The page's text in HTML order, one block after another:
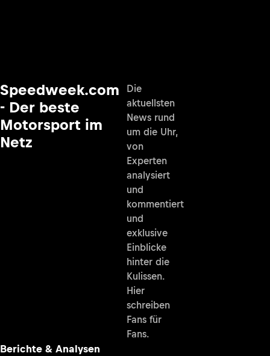
Speedweek.com
- Der beste
Motorsport im
Netz
Die
aktuellsten
News rund
um die Uhr,
von
Experten
analysiert
und
kommentiert
und
exklusive
Einblicke
hinter die
Kulissen.
Hier
schreiben
Fans für
Fans.
Berichte & Analysen